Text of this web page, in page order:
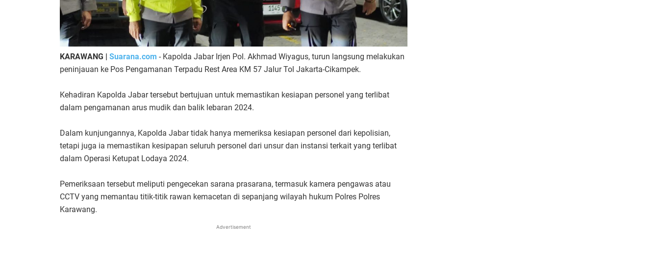
KARAWANG | Suarana.com - Kapolda Jabar Irjen Pol. Akhmad Wiyagus, turun langsung melakukan
peninjauan ke Pos Pengamanan Terpadu Rest Area KM 57 Jalur Tol Jakarta-Cikampek.
Kehadiran Kapolda Jabar tersebut bertujuan untuk memastikan kesiapan personel yang terlibat
dalam pengamanan arus mudik dan balik lebaran 2024.
Dalam kunjungannya, Kapolda Jabar tidak hanya memeriksa kesiapan personel dari kepolisian,
tetapi juga ia memastikan kesipapan seluruh personel dari unsur dan instansi terkait yang terlibat
dalam Operasi Ketupat Lodaya 2024.
Pemeriksaan tersebut meliputi pengecekan sarana prasarana, termasuk kamera pengawas atau
CCTV yang memantau titik-titik rawan kemacetan di sepanjang wilayah hukum Polres Polres
Karawang.
Advertisement